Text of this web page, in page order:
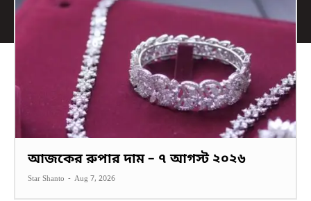
আজকের রুপার দাম – ৭ আগস্ট ২০২৬
Star Shanto - Aug 7, 2026